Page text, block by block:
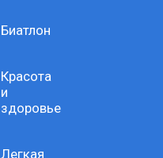
Биатлон
Красота
и
здоровье
Легкая